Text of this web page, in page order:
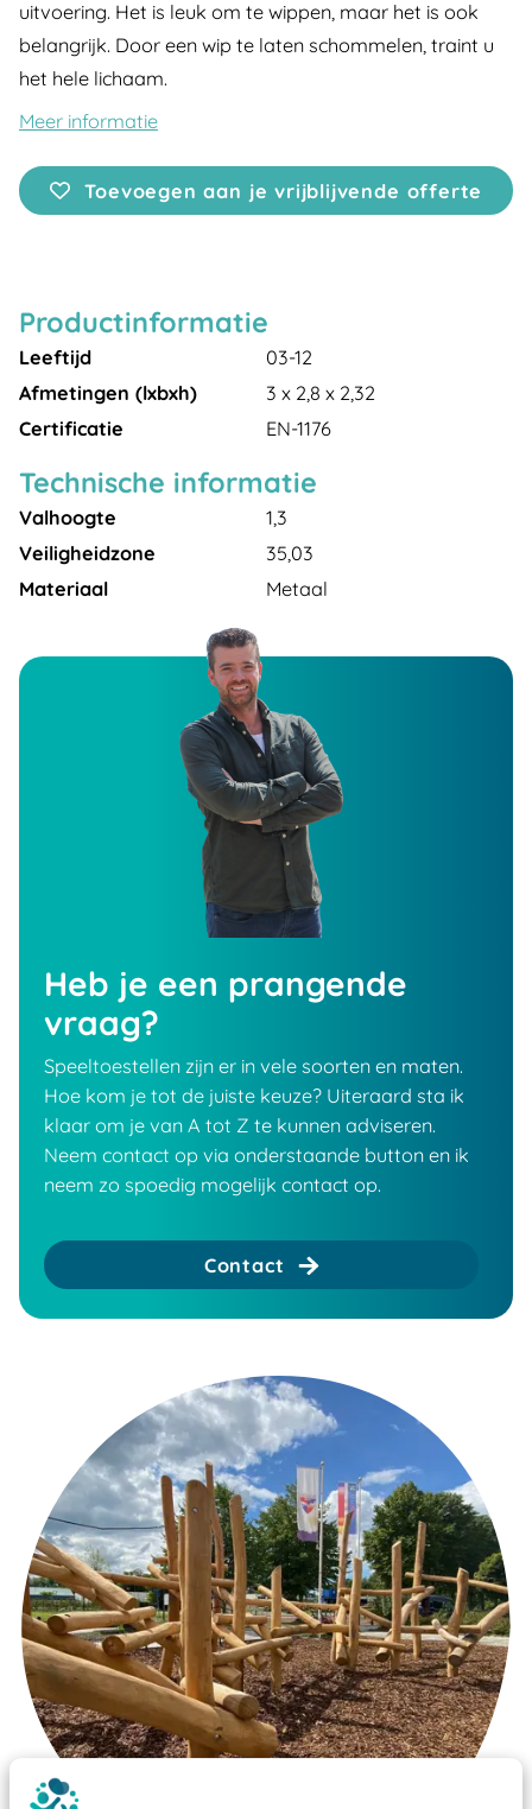
uitvoering. Het is leuk om te wippen, maar het is ook
belangrijk. Door een wip te laten schommelen, traint u
het hele lichaam.
Meer informatie
Toevoegen aan je vrijblijvende offerte
Productinformatie
Leeftijd
03-12
Afmetingen (lxbxh)
3 x 2,8 x 2,32
Certificatie
EN-1176
Technische informatie
Valhoogte
1,3
Veiligheidzone
35,03
Materiaal
Metaal
Heb je een prangende
vraag?
Speeltoestellen zijn er in vele soorten en maten.
Hoe kom je tot de juiste keuze? Uiteraard sta ik
klaar om je van A tot Z te kunnen adviseren.
Neem contact op via onderstaande button en ik
neem zo spoedig mogelijk contact op.
Contact